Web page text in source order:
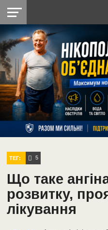
НІКОПОЛЬ
РАЙОН
СІЧЕСЛАВСЬКА
УКРАЇНА
РЕТРО
НІКОПОЛЬ
ЛАЙТ
УКРАЇНА
ДОПОМОГА
РАДІО
ТЕГ: 5
Що таке
розвитку,
лікування